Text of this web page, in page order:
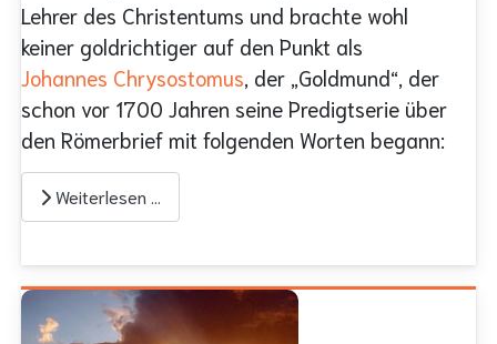
Lehrer des Christentums und brachte wohl
keiner goldrichtiger auf den Punkt als
Johannes Chrysostomus, der „Goldmund“, der
schon vor 1700 Jahren seine Predigtserie über
den Römerbrief mit folgenden Worten begann:
Weiterlesen …